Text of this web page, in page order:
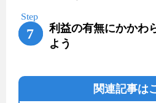
利益の有無にかかわ
よう
関連記事は